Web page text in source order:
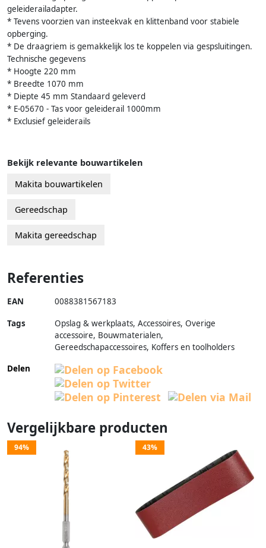
geleiderailadapter.
* Tevens voorzien van insteekvak en klittenband voor stabiele
opberging.
* De draagriem is gemakkelijk los te koppelen via gespsluitingen.
Technische gegevens
* Hoogte 220 mm
* Breedte 1070 mm
* Diepte 45 mm Standaard geleverd
* E-05670 - Tas voor geleiderail 1000mm
* Exclusief geleiderails
Bekijk relevante bouwartikelen
Makita bouwartikelen
Gereedschap
Makita gereedschap
Referenties
EAN 0088381567183
Tags
Opslag & werkplaats, Accessoires, Overige
accessoire, Bouwmaterialen,
Gereedschapaccessoires, Koffers en toolholders
Delen
Vergelijkbare producten
94% 43%